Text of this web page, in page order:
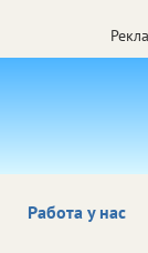
Работа у нас